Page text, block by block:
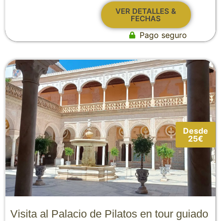
VER DETALLES &
FECHAS
Pago seguro
Desde
25€
Visita al Palacio de Pilatos en tour guiado